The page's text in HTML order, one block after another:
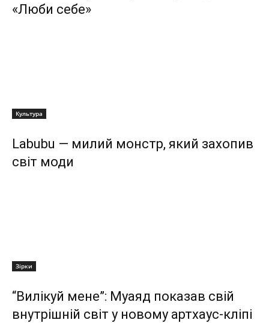
«Люби себе»
Культура
Labubu — милий монстр, який захопив
світ моди
Зірки
“Вилікуй мене”: Муаяд показав свій
внутрішній світ у новому артхаус-кліпі